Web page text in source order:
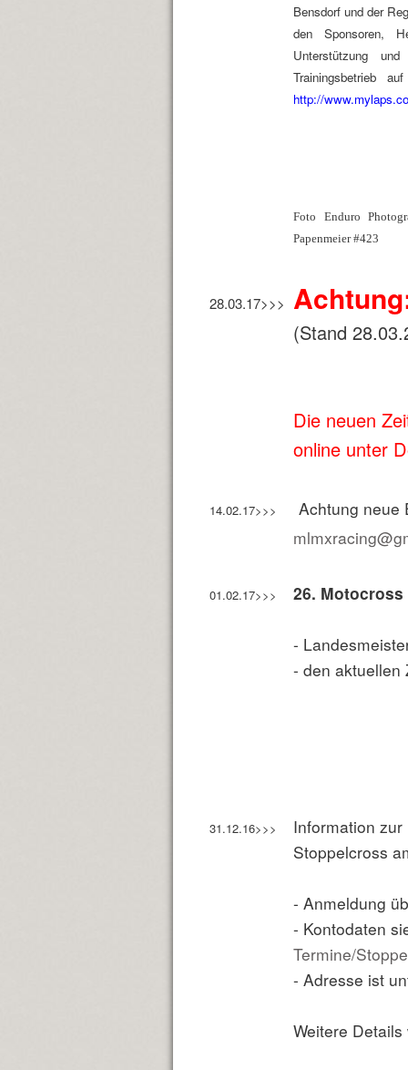
Bensdorf und der
den Sponsoren,
Unterstützung
Trainingsbetrieb
http://
Foto Enduro
Papenmeier #423
28.03.17>>>
(Stand
Die neuen
online unter
14.02.17>>>
Achtung neue
01.02.17>>> 26. Motocross
-
- den
31.12.16>>>
Information
Stoppelcross
- Anmeldung
- Kontodaten
Termine/
- Adresse ist
Weitere